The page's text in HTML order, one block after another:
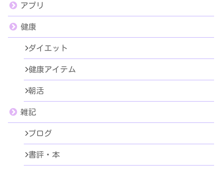
アプリ
健康
ダイエット
健康アイテム
朝活
雑記
ブログ
書評・本